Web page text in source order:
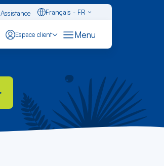
Assistance
Français - FR
Espace client Menu